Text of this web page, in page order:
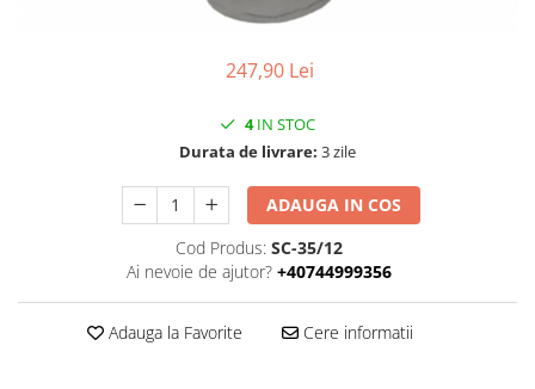
Prelungitoare casnice
Prelungitoare pe tambur
Prelungitoare industriale
Distribuitoare de curent
Cleme pe sina DIN
247,90 Lei
4IN STOC
Durata de livrare: 3 zile
ADAUGA IN COS
Cod Produs: SC-35/12
Ai nevoie de ajutor? +40744999356
Adauga la Favorite Cere informatii